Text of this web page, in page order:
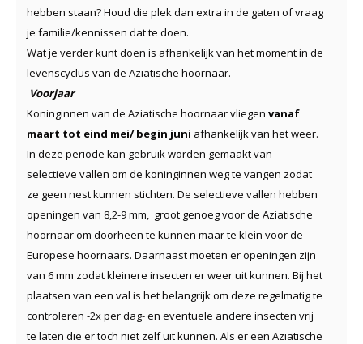
hebben staan? Houd die plek dan extra in de gaten of vraag
je familie/kennissen dat te doen.
Wat je verder kunt doen is afhankelijk van het moment in de
levenscyclus van de Aziatische hoornaar.
Voorjaar
Koninginnen van de Aziatische hoornaar vliegen vanaf
maart tot eind mei/ begin juni afhankelijk van het weer.
In deze periode kan gebruik worden gemaakt van
selectieve vallen om de koninginnen weg te vangen zodat
ze geen nest kunnen stichten. De selectieve vallen hebben
openingen van 8,2-9 mm, groot genoeg voor de Aziatische
hoornaar om doorheen te kunnen maar te klein voor de
Europese hoornaars. Daarnaast moeten er openingen zijn
van 6 mm zodat kleinere insecten er weer uit kunnen. Bij het
plaatsen van een val is het belangrijk om deze regelmatig te
controleren -2x per dag- en eventuele andere insecten vrij
te laten die er toch niet zelf uit kunnen. Als er een Aziatische